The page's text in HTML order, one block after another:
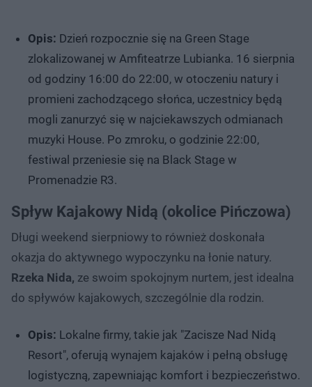
Opis: Dzień rozpocznie się na Green Stage
zlokalizowanej w Amfiteatrze Lubianka. 16 sierpnia
od godziny 16:00 do 22:00, w otoczeniu natury i
promieni zachodzącego słońca, uczestnicy będą
mogli zanurzyć się w najciekawszych odmianach
muzyki House. Po zmroku, o godzinie 22:00,
festiwal przeniesie się na Black Stage w
Promenadzie R3.
Spływ Kajakowy Nidą (okolice Pińczowa)
Długi weekend sierpniowy to również doskonała
okazja do aktywnego wypoczynku na łonie natury.
Rzeka Nida, ze swoim spokojnym nurtem, jest idealna
do spływów kajakowych, szczególnie dla rodzin.
Opis: Lokalne firmy, takie jak "Zacisze Nad Nidą
Resort", oferują wynajem kajaków i pełną obsługę
logistyczną, zapewniając komfort i bezpieczeństwo.